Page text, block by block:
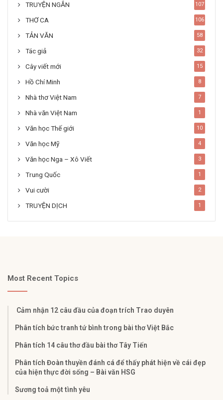
TRUYỆN NGẮN 107
THƠ CA 106
TẢN VĂN 58
Tác giả 32
Cây viết mới 15
Hồ Chí Minh 8
Nhà thơ Việt Nam 7
Nhà văn Việt Nam 1
Văn học Thế giới 10
Văn học Mỹ 4
Văn học Nga – Xô Viết 3
Trung Quốc 1
Vui cười 2
TRUYỆN DỊCH 1
Most Recent Topics
Cảm nhận 12 câu đầu của đoạn trích Trao duyên
Phân tích bức tranh tứ bình trong bài thơ Việt Bắc
Phân tích 14 câu thơ đầu bài thơ Tây Tiến
Phân tích Đoàn thuyền đánh cá để thấy phát hiện về cái đẹp
của hiện thực đời sống – Bài văn HSG
Sương toả một tình yêu